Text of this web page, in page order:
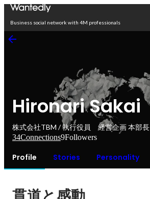
Business social network with 4M professionals
Hironari Sakai
株式会社TBM / 執行役員 経営企画 本部長
34Connections9Followers
Profile Stories Personality